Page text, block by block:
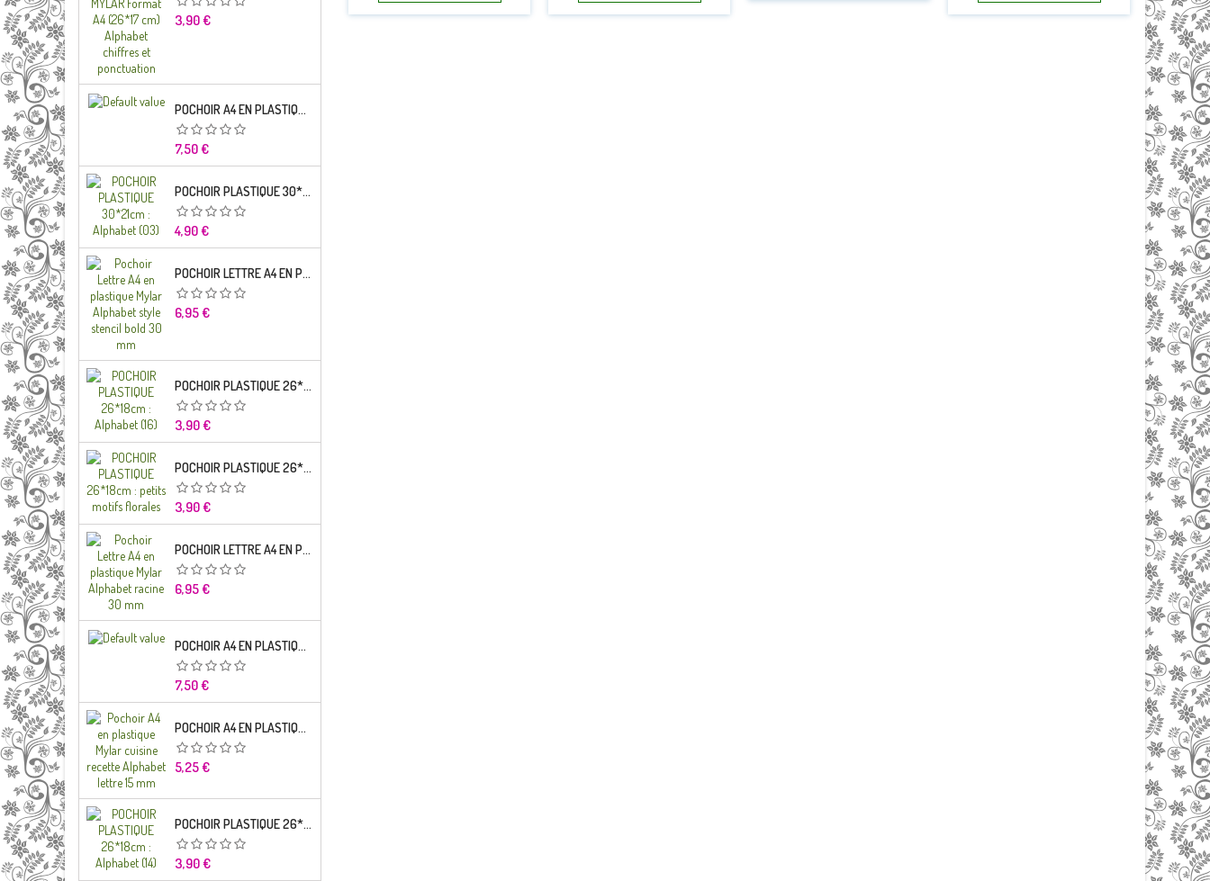
Prix
3,90 €
POCHOIR A4 EN PLASTIQUE MYLAR ALPHABET LETTRE TYPO CHARLEMAGNE 28 MM
Prix
7,50 €
POCHOIR PLASTIQUE 30*21CM : ALPHABET (03)
Prix
4,90 €
POCHOIR LETTRE A4 EN PLASTIQUE MYLAR ALPHABET STYLE STENCIL BOLD 30 MM
Prix
6,95 €
POCHOIR PLASTIQUE 26*18CM : ALPHABET (16)
Prix
3,90 €
POCHOIR PLASTIQUE 26*18CM : PETITS MOTIFS FLORALES
Prix
3,90 €
POCHOIR LETTRE A4 EN PLASTIQUE MYLAR ALPHABET RACINE 30 MM
Prix
6,95 €
POCHOIR A4 EN PLASTIQUE MYLAR ALPHABET LETTRE TYPO SEGOE 25 MM
Prix
7,50 €
POCHOIR A4 EN PLASTIQUE MYLAR CUISINE RECETTE ALPHABET LETTRE 15 MM
Prix
5,25 €
POCHOIR PLASTIQUE 26*18CM : ALPHABET (14)
Prix
3,90 €